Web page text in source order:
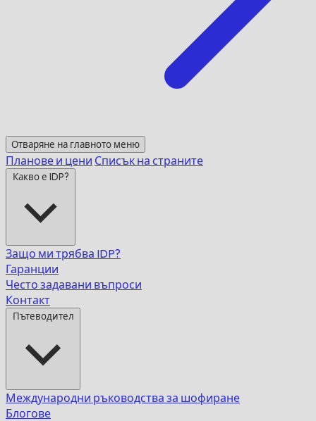
Отваряне на главното меню
Планове и цени Списък на страните
Какво е IDP?
Защо ми трябва IDP?
Гаранции
Често задавани въпроси
Контакт
Пътеводител
Международни ръководства за шофиране
Блогове